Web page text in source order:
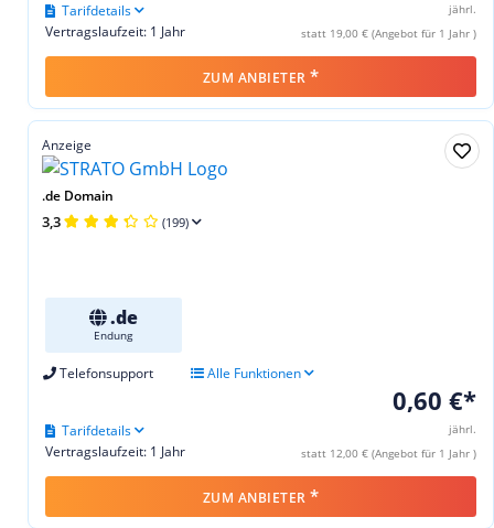
jährl.
statt 19,00 € (Angebot für 1 Jahr )
Vertragslaufzeit: 1 Jahr
Tarifdetails
ZUM ANBIETER *
Anzeige
.de Domain
3,3 (199)
.de
Endung
Telefonsupport Alle Funktionen
0,60 €*
jährl.
statt 12,00 € (Angebot für 1 Jahr )
Vertragslaufzeit: 1 Jahr
Tarifdetails
ZUM ANBIETER *